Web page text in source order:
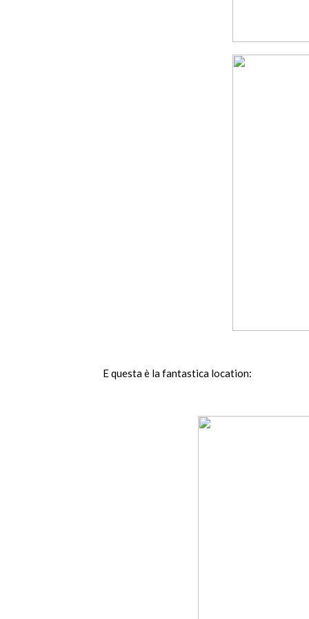
E questa è la fantastica location: